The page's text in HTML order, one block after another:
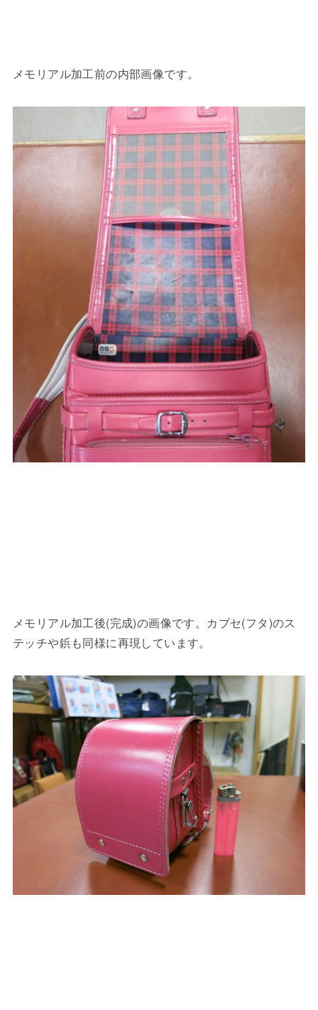
メモリアル加工前の内部画像です。
メモリアル加工後(完成)の画像です。カブセ(フタ)のス
テッチや鋲も同様に再現しています。